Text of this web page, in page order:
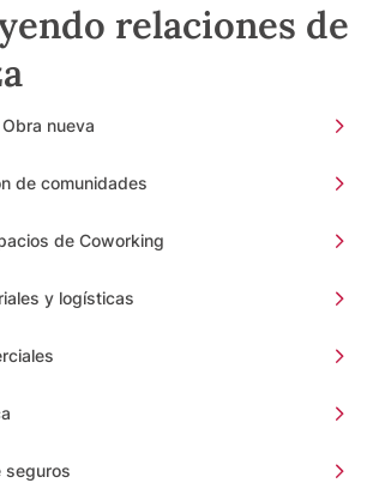
relaciones de
nueva
de comunidades
de Coworking
y logísticas
seguros